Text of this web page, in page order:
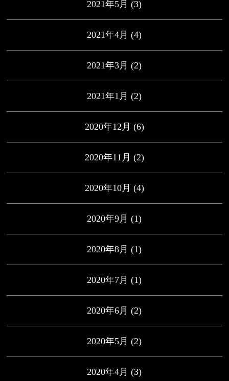
2021年5月 (3)
2021年4月 (4)
2021年3月 (2)
2021年1月 (2)
2020年12月 (6)
2020年11月 (2)
2020年10月 (4)
2020年9月 (1)
2020年8月 (1)
2020年7月 (1)
2020年6月 (2)
2020年5月 (2)
2020年4月 (3)